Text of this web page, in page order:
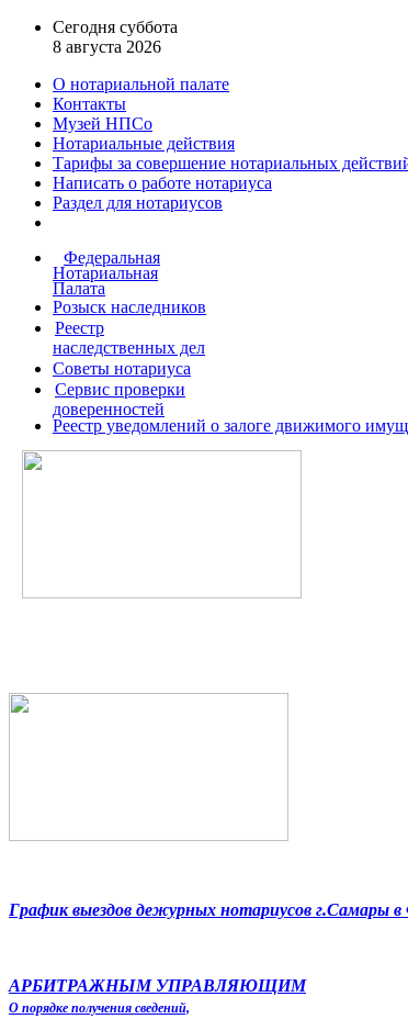
Сегодня суббота
8 августа 2026
О нотариальной палате
Контакты
Музей НПСо
Нотариальные действия
Тарифы за совершение нотариальных
Написать о работе нотариуса
Раздел для нотариусов
Федеральная
Нотариальная
Палата
Розыск наследников
Реестр
наследственных дел
Советы нотариуса
Сервис проверки
доверенностей
Реестр уведомлений о залоге движимого
График выездов дежурных нотариусов
АРБИТРАЖНЫМ УПРАВЛЯЮЩИМ
О порядке получения сведений,